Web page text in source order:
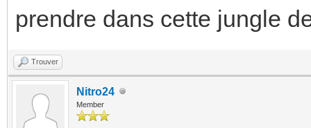
prendre dans cette jungle
Trouver
Nitro24
Member